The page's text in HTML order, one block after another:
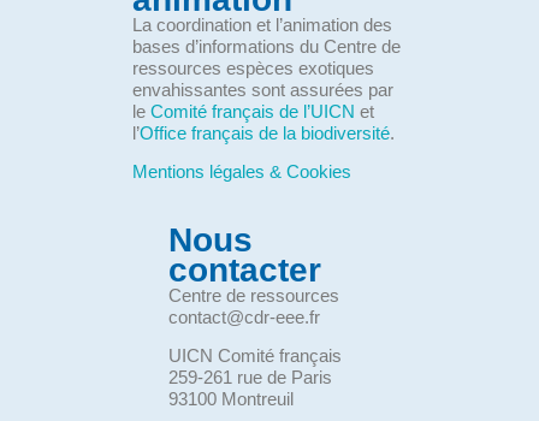
La coordination et l’animation des
bases d’informations du Centre de
ressources espèces exotiques
envahissantes sont assurées par
le Comité français de l’UICN et
l’Office français de la biodiversité.
Mentions légales & Cookies
Nous
contacter
Centre de ressources
contact@cdr-eee.fr
UICN Comité français
259-261 rue de Paris
93100 Montreuil